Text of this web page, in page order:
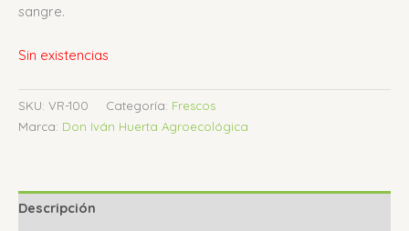
sangre.
Sin existencias
SKU: VR-100 Categoría: Frescos
Marca: Don Iván Huerta Agroecológica
Descripción